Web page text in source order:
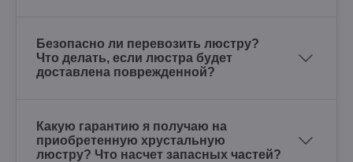
Безопасно ли перевозить люстру?
Что делать, если люстра будет
доставлена поврежденной?
Какую гарантию я получаю на
приобретенную хрустальную
люстру? Что насчет запасных частей?